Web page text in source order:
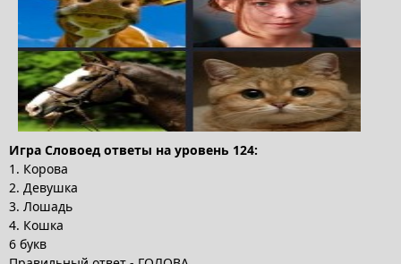
Игра Словоед ответы на уровень 124:
1. Корова
2. Девушка
3. Лошадь
4. Кошка
6 букв